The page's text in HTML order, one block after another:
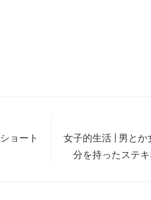
ョート
女子的生活 | 男と
分を持ったステ